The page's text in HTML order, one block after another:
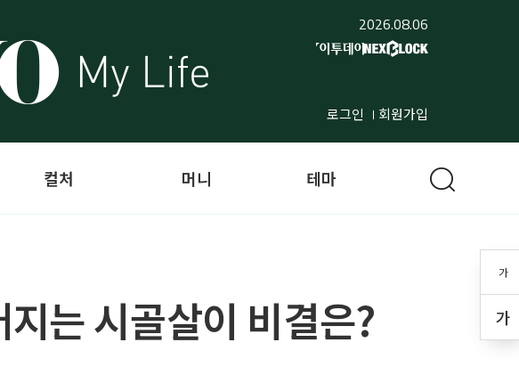
2026.08.06
로그인 회원가입
가
가
컬처 머니 테마
는 시골살이 비결은?